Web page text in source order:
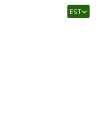
EST